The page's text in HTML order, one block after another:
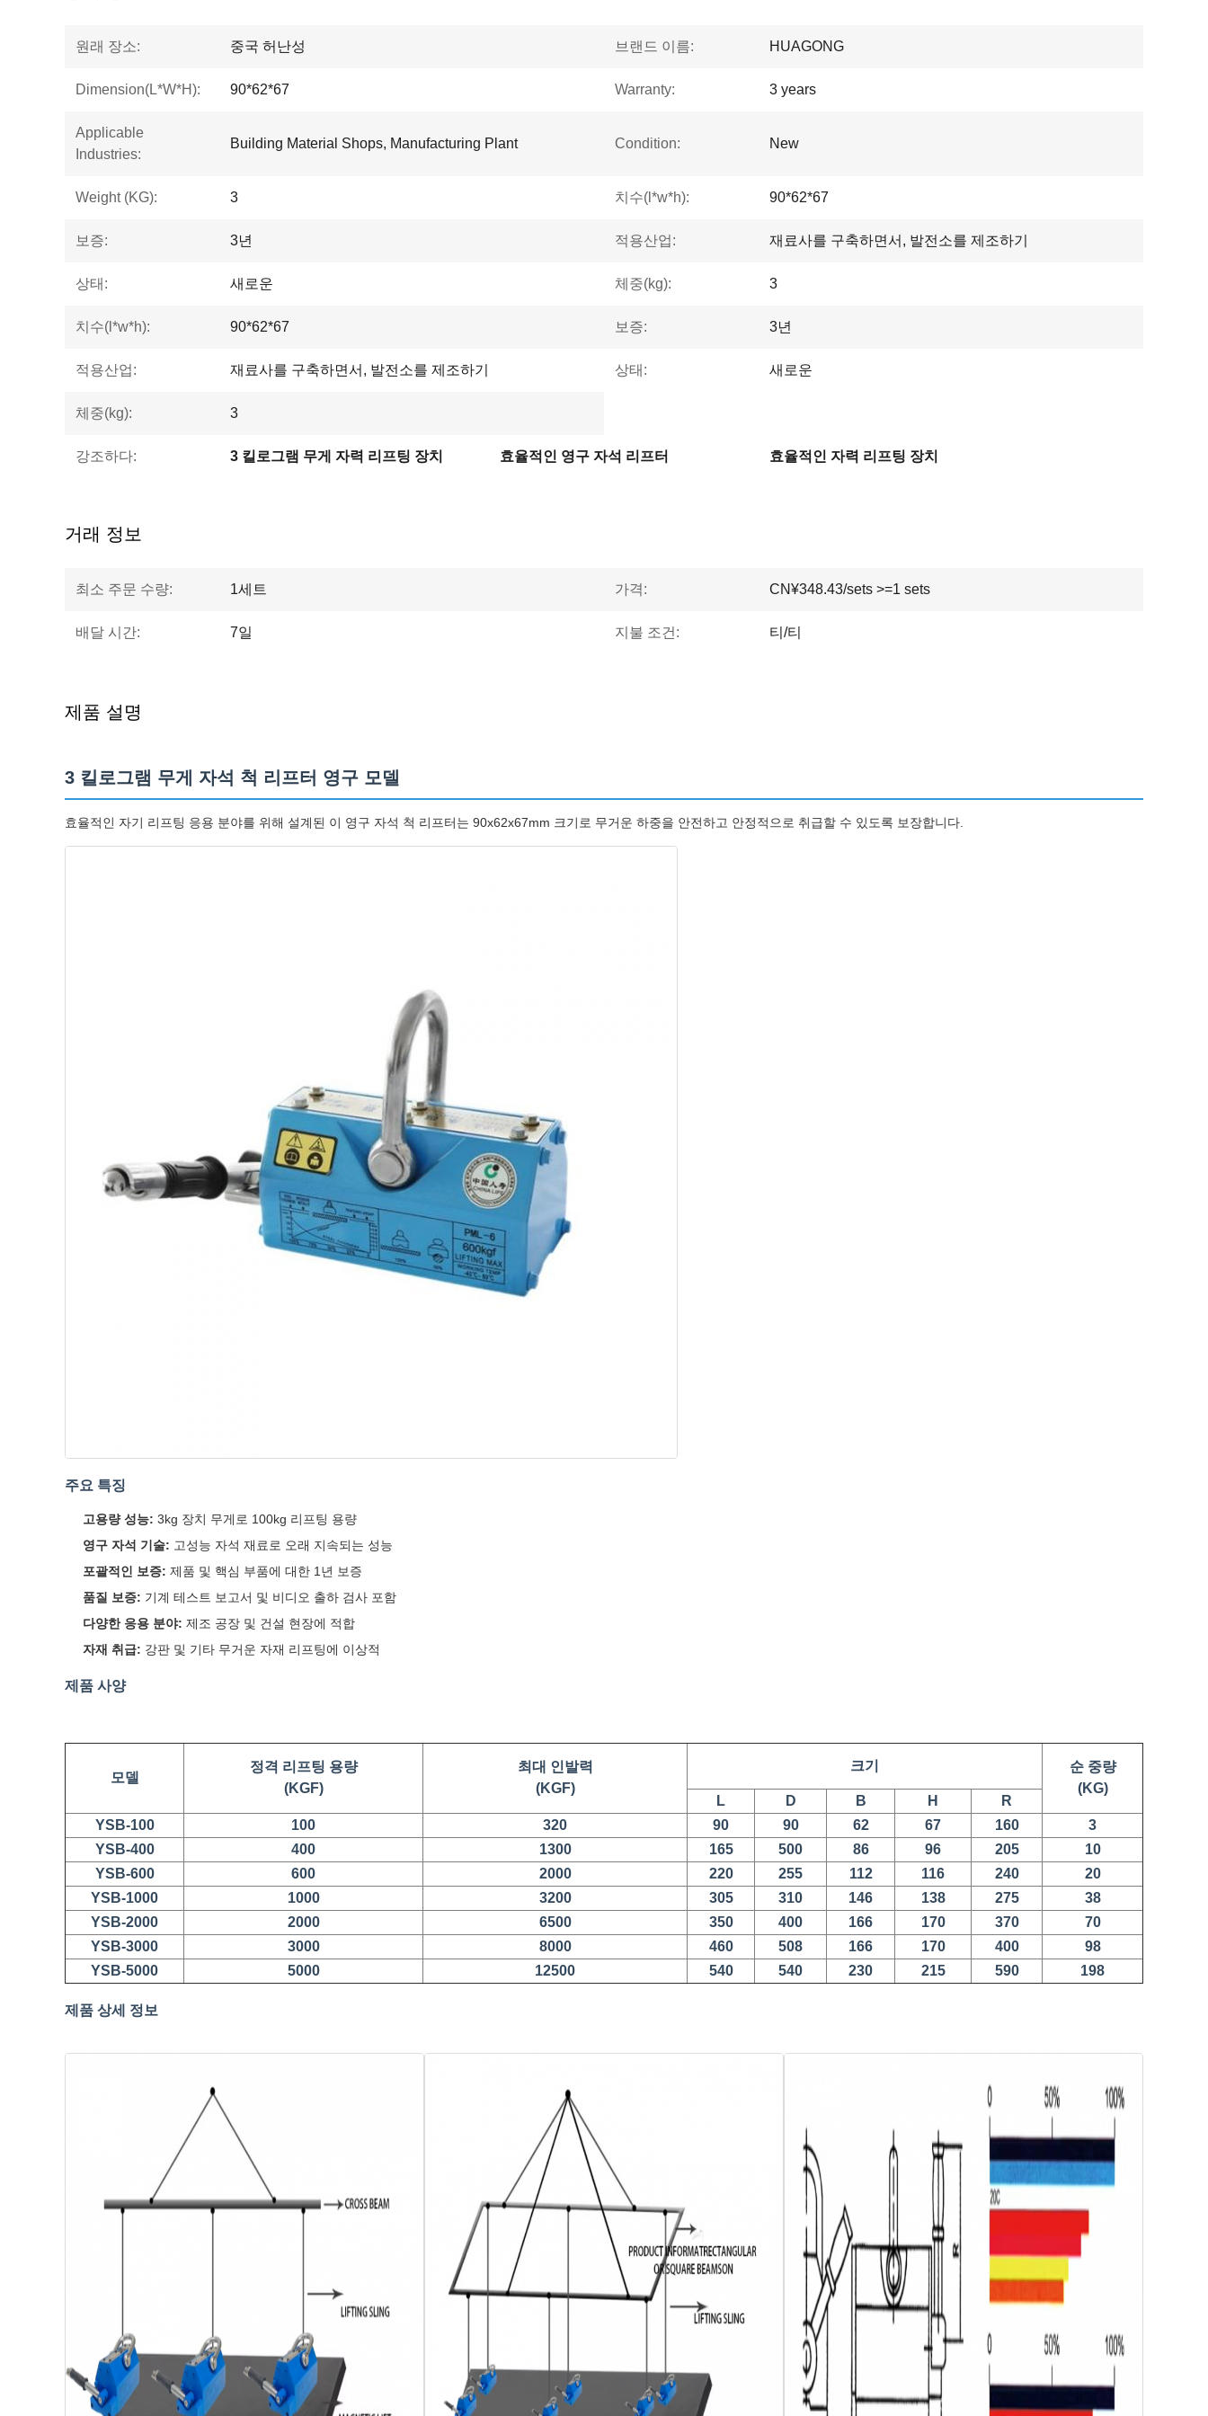
원래 장소: 중국 허난성 브랜드 이름: HUAGONG
Dimension(L*W*H): 90*62*67 Warranty: 3 years
Applicable
Industries:
Building Material Shops, Manufacturing Plant Condition: New
Weight (KG): 3 치수(l*w*h): 90*62*67
보증: 3년 적용산업: 재료사를 구축하면서, 발전소를 제조하기
상태: 새로운 체중(kg): 3
치수(l*w*h): 90*62*67 보증: 3년
적용산업: 재료사를 구축하면서, 발전소를 제조하기 상태: 새로운
체중(kg): 3
강조하다: 3 킬로그램 무게 자력 리프팅 장치 효율적인 영구 자석 리프터 효율적인 자력 리프팅 장치
거래 정보
최소 주문 수량: 1세트 가격: CN¥348.43/sets >=1 sets
배달 시간: 7일 지불 조건: 티/티
제품 설명
3 킬로그램 무게 자석 척 리프터 영구 모델
효율적인 자기 리프팅 응용 분야를 위해 설계된 이 영구 자석 척 리프터는 90x62x67mm 크기로 무거운 하중을 안전하고 안정적으로 취급할 수 있도록 보장합니다.
주요 특징
고용량 성능: 3kg 장치 무게로 100kg 리프팅 용량
영구 자석 기술: 고성능 자석 재료로 오래 지속되는 성능
포괄적인 보증: 제품 및 핵심 부품에 대한 1년 보증
품질 보증: 기계 테스트 보고서 및 비디오 출하 검사 포함
다양한 응용 분야: 제조 공장 및 건설 현장에 적합
자재 취급: 강판 및 기타 무거운 자재 리프팅에 이상적
제품 사양
모델
정격 리프팅 용량
(KGF)
최대 인발력
(KGF)
크기
순 중량
(KG)
L
D B H
R
YSB-100
100 320 90 90 62 67 160
3
YSB-400
400 1300 165 500 86 96 205
10
YSB-600
600 2000 220 255 112 116 240
20
YSB-1000
1000 3200 305 310 146 138 275
38
YSB-2000
2000 6500 350 400 166 170 370
70
YSB-3000
3000 8000 460 508 166 170 400
98
YSB-5000
5000 12500 540 540 230 215 590 198
제품 상세 정보